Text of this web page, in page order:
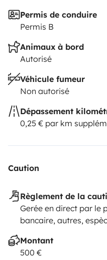
Permis de conduire
Permis B
Animaux à bord
Autorisé
Véhicule fumeur
Non autorisé
Dépassement
0,25 € par km
Caution
Règlement de la
Gerée en direct par le
bancaire, autres,
Montant
500 €